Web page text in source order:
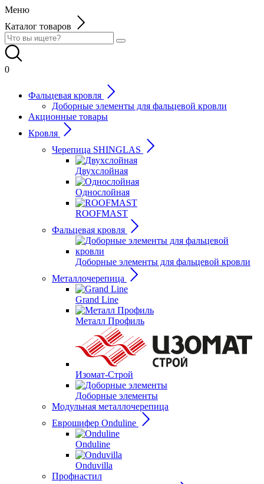
Меню
Каталог товаров
0
Фальцевая кровля
Доборные элементы для фальцевой кровли
Акционные товары
Кровля
Черепица SHINGLAS
Двухслойная
Однослойная
ROOFMAST
Фальцевая кровля
Доборные элементы для фальцевой кровли
Металлочерепица
Grand Line
Металл Профиль
Изомат-Строй
Доборные элементы
Модульная металлочерепица
Еврошифер Onduline
Onduline
Onduvilla
Профнастил